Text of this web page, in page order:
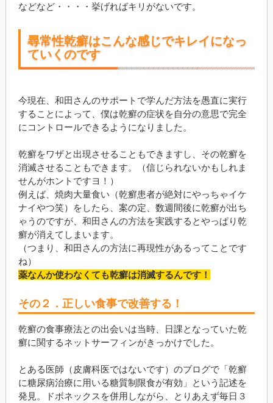
などなど・・・・挙げればキリがないです。
尋常性乾癬はこんな感じでキレイになっ
ていくのです
今現在、和田さんのサポートで学んだ方法を愚直に実行
することによって、僕は乾癬の症状を自分の意思で完全
にコントロールできるようになりました。
乾癬をワザと出現させることもできますし、その乾癬を
消滅させることもできます。（信じられないかもしれま
せんがホントですヨ！）
例えば、焼肉大量食い（乾癬患者が絶対にやっちゃイケ
ナイやつ笑）をしたら、案の定、数週間後に乾癬が出ち
ゃうのですが、和田さんの方法を実践するとやっぱり乾
癬が消えてしまいます。
（つまり、和田さんの方法に再現性があるってことです
ね）
薬なんか使わなくても乾癬は消滅するんです！
その２．正しい食事で改善する！
乾癬の食事療法との出会いは当時、日課となっていた乾
癬に関するネットサーフィンがきっかけでした。
とある医師（皮膚科医ではないです）のブログで「乾癬
に糖尿病治療に用いる糖質制限食が有効」という記述を
発見。ドボネックスを併用しながら、とりあえず毎日３